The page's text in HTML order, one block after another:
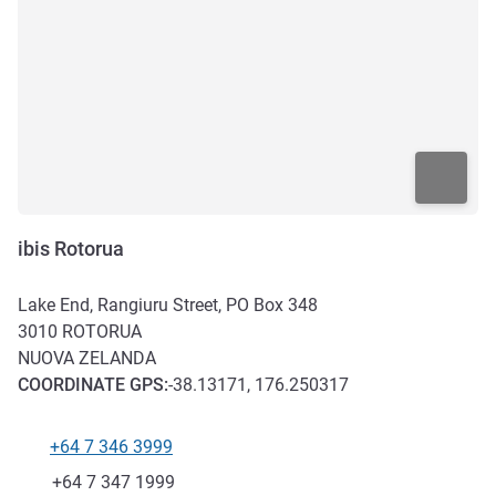
ibis Rotorua
Lake End, Rangiuru Street, PO Box 348
3010 ROTORUA
NUOVA ZELANDA
COORDINATE GPS:-38.13171, 176.250317
Telefono
+64 7 346 3999
Fax
+64 7 347 1999